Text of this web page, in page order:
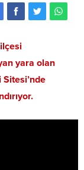
yara olan